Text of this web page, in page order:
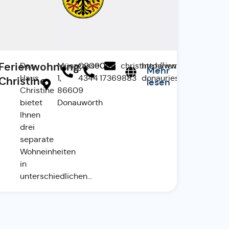
Das
Haus
Christine
bietet
Ihnen
drei
separate
Wohneinheiten
in
unterschiedlichen...
Münzgasse
1,
86609
Donauwörth
09090
4344
0151
17369883
http://
donauries.de
Mehr
lesen